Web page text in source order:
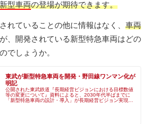
型車両の登場が期待できます。
れていることの他に情報はなく、 車両
、開発されている新型特急車両はどの
でしょうか。
東武が新型特急車両を開発・野田線ワンマン化が
明記
公開された東武鉄道『長期経営ビジョンにおける目標数値
等の変更について』資料によると、2030年代半ばまでに
「新型特急車両の設計・導入」が長期経営ビジョン実現に